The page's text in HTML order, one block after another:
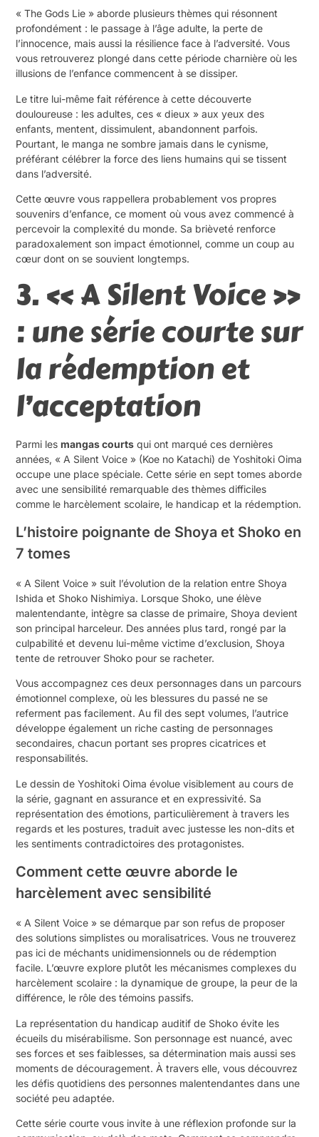
« The Gods Lie » aborde plusieurs thèmes qui résonnent
profondément : le passage à l’âge adulte, la perte de
l’innocence, mais aussi la résilience face à l’adversité. Vous
vous retrouverez plongé dans cette période charnière où les
illusions de l’enfance commencent à se dissiper.
Le titre lui-même fait référence à cette découverte
douloureuse : les adultes, ces « dieux » aux yeux des
enfants, mentent, dissimulent, abandonnent parfois.
Pourtant, le manga ne sombre jamais dans le cynisme,
préférant célébrer la force des liens humains qui se tissent
dans l’adversité.
Cette œuvre vous rappellera probablement vos propres
souvenirs d’enfance, ce moment où vous avez commencé à
percevoir la complexité du monde. Sa brièveté renforce
paradoxalement son impact émotionnel, comme un coup au
cœur dont on se souvient longtemps.
3. « A Silent Voice »
: une série courte sur
la rédemption et
l’acceptation
Parmi lesmangas courts qui ont marqué ces dernières
années, « A Silent Voice » (Koe no Katachi) de Yoshitoki Oima
occupe une place spéciale. Cette série en sept tomes aborde
avec une sensibilité remarquable des thèmes difficiles
comme le harcèlement scolaire, le handicap et la rédemption.
L’histoire poignante de Shoya et Shoko en
7 tomes
« A Silent Voice » suit l’évolution de la relation entre Shoya
Ishida et Shoko Nishimiya. Lorsque Shoko, une élève
malentendante, intègre sa classe de primaire, Shoya devient
son principal harceleur. Des années plus tard, rongé par la
culpabilité et devenu lui-même victime d’exclusion, Shoya
tente de retrouver Shoko pour se racheter.
Vous accompagnez ces deux personnages dans un parcours
émotionnel complexe, où les blessures du passé ne se
referment pas facilement. Au fil des sept volumes, l’autrice
développe également un riche casting de personnages
secondaires, chacun portant ses propres cicatrices et
responsabilités.
Le dessin de Yoshitoki Oima évolue visiblement au cours de
la série, gagnant en assurance et en expressivité. Sa
représentation des émotions, particulièrement à travers les
regards et les postures, traduit avec justesse les non-dits et
les sentiments contradictoires des protagonistes.
Comment cette œuvre aborde le
harcèlement avec sensibilité
« A Silent Voice » se démarque par son refus de proposer
des solutions simplistes ou moralisatrices. Vous ne trouverez
pas ici de méchants unidimensionnels ou de rédemption
facile. L’œuvre explore plutôt les mécanismes complexes du
harcèlement scolaire : la dynamique de groupe, la peur de la
différence, le rôle des témoins passifs.
La représentation du handicap auditif de Shoko évite les
écueils du misérabilisme. Son personnage est nuancé, avec
ses forces et ses faiblesses, sa détermination mais aussi ses
moments de découragement. À travers elle, vous découvrez
les défis quotidiens des personnes malentendantes dans une
société peu adaptée.
Cette série courte vous invite à une réflexion profonde sur la